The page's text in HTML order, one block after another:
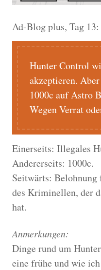
Ad-Blog plus, Tag 13:
Hunter Control
akzeptieren.
1000c auf Astro
Wegen Verrat
Einerseits: Illegales
Andererseits: 1000c.
Seitwärts: Belohnung
des Kriminellen, der
hat.
Anmerkungen:
Dinge rund um
eine frühe und wie